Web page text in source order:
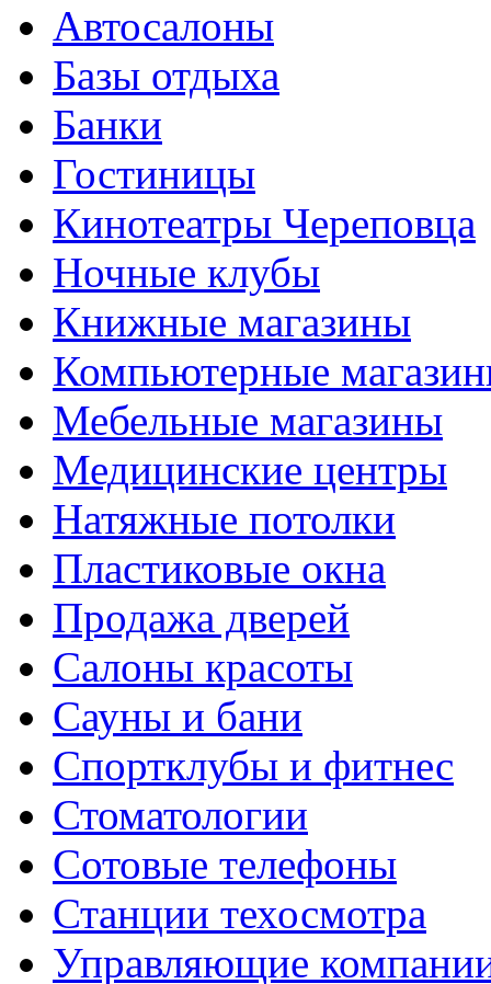
Автосалоны
Базы отдыха
Банки
Гостиницы
Кинотеатры Череповца
Ночные клубы
Книжные магазины
Компьютерные
Мебельные магазины
Медицинские центры
Натяжные потолки
Пластиковые окна
Продажа дверей
Салоны красоты
Сауны и бани
Спортклубы и фитнес
Стоматологии
Сотовые телефоны
Станции техосмотра
Управляющие